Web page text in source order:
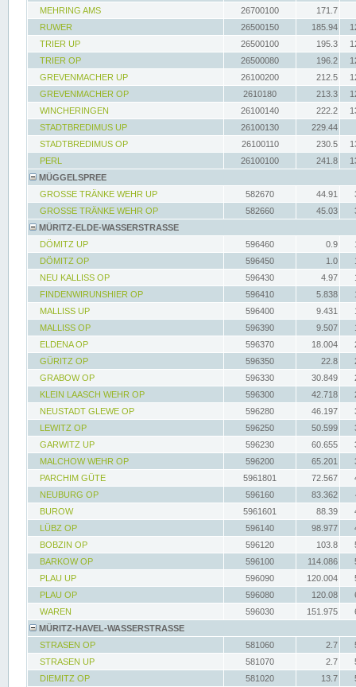
MEHRING AMS
26700100
171.7
RUWER
26500150 185.94
TRIER UP
26500100 195.3
TRIER OP
26500080 196.2
GREVENMACHER UP
26100200 212.5
GREVENMACHER OP
2610180 213.3
WINCHERINGEN
26100140 222.2
STADTBREDIMUS UP
26100130
229.44
STADTBREDIMUS OP
26100110 230.5
PERL
26100100 241.8
MÜGGELSPREE
GROSSE TRÄNKE WEHR UP
582670 44.91
GROSSE TRÄNKE WEHR OP
582660 45.03
MÜRITZ-ELDE-WASSERSTRASSE
DÖMITZ UP
596460 0.9
DÖMITZ OP
596450 1.0
NEU KALLISS OP
596430 4.97
FINDENWIRUNSHIER OP
596410 5.838
MALLISS UP
596400 9.431
MALLISS OP
596390 9.507
ELDENA OP
596370 18.004
GÜRITZ OP
596350 22.8
GRABOW OP
596330 30.849
KLEIN LAASCH WEHR OP
596300 42.718
NEUSTADT GLEWE OP
596280 46.197
LEWITZ OP
596250 50.599
GARWITZ UP
596230 60.655
MALCHOW WEHR OP
596200 65.201
PARCHIM GÜTE
5961801 72.567
NEUBURG OP
596160 83.362
BUROW
5961601 88.39
LÜBZ OP
596140 98.977
BOBZIN OP
596120 103.8
BARKOW OP
596100 114.086
PLAU UP
596090 120.004
PLAU OP
596080 120.08
WAREN
596030 151.975
MÜRITZ-HAVEL-WASSERSTRASSE
STRASEN OP
581060 2.7
STRASEN UP
581070 2.7
DIEMITZ OP
581020 13.7